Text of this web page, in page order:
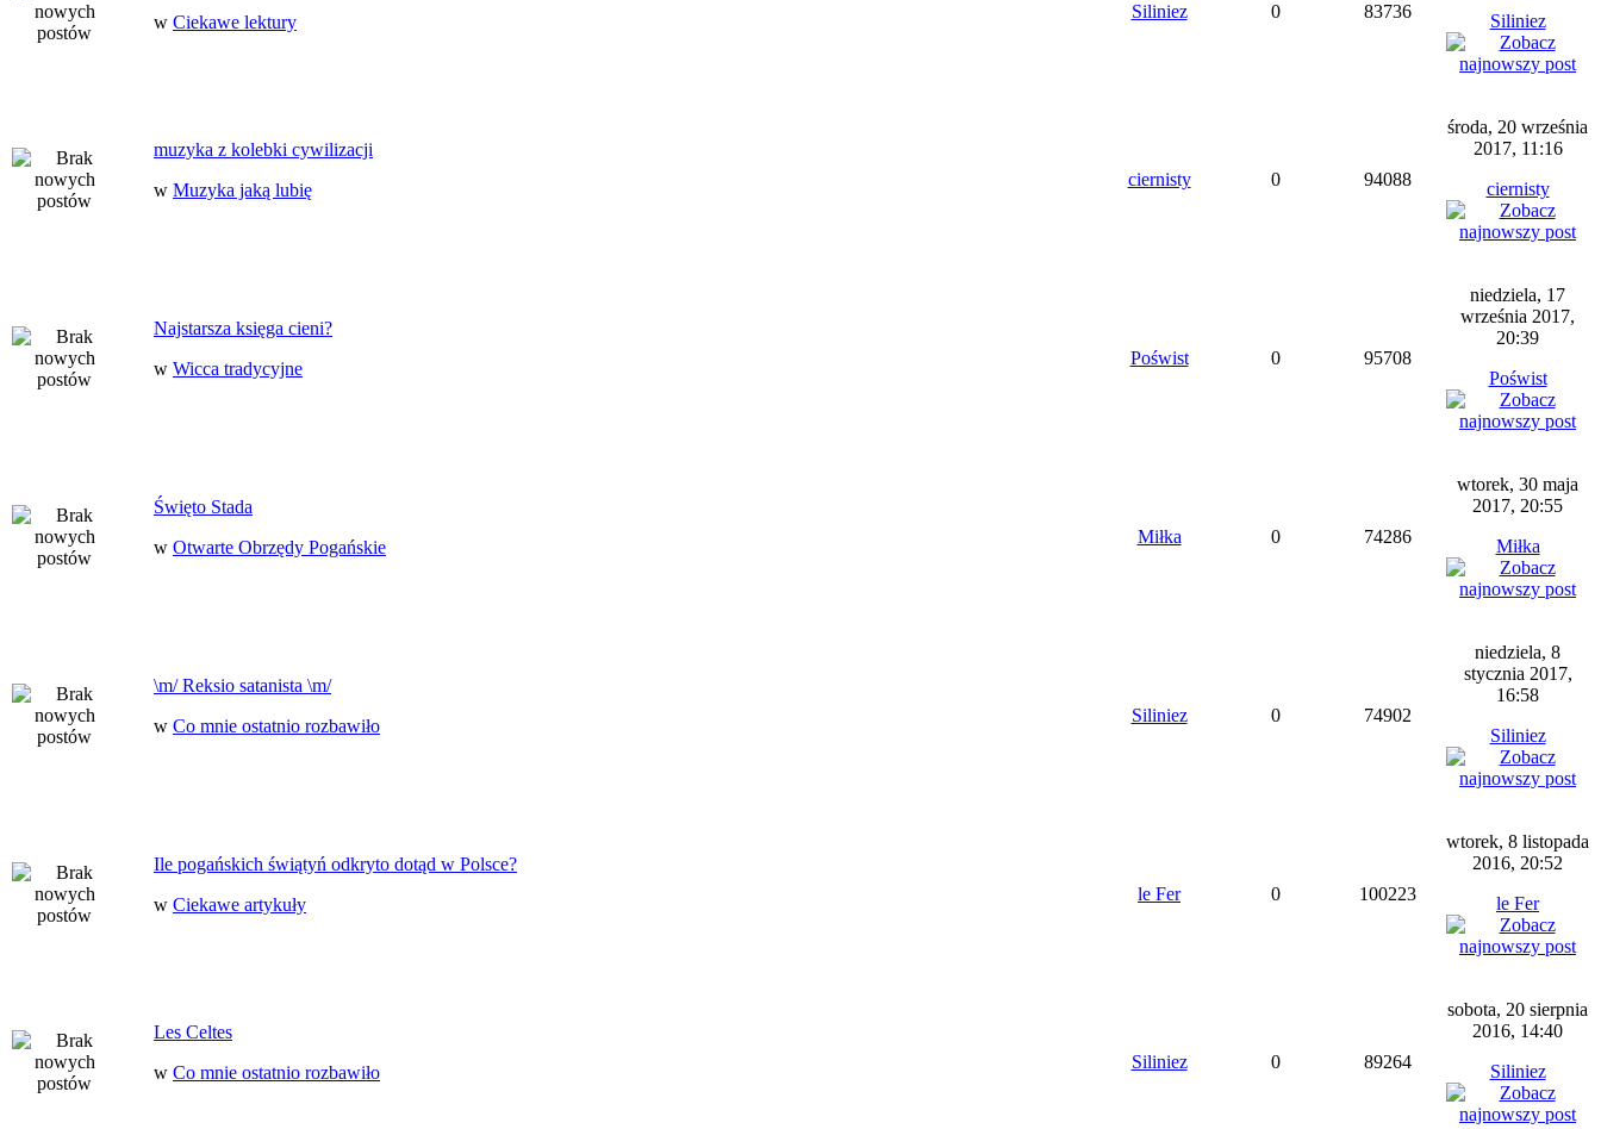
w Ciekawe lektury
Siliniez 0 83736
Siliniez
muzyka z kolebki cywilizacji
w Muzyka jaką lubię
ciernisty 0 94088
środa, 20 września
2017, 11:16
ciernisty
Najstarsza księga cieni?
w Wicca tradycyjne
Poświst 0 95708
niedziela, 17
września 2017,
20:39
Poświst
Święto Stada
w Otwarte Obrzędy Pogańskie
Miłka 0 74286
wtorek, 30 maja
2017, 20:55
Miłka
\m/ Reksio satanista \m/
w Co mnie ostatnio rozbawiło
Siliniez 0 74902
niedziela, 8
stycznia 2017,
16:58
Siliniez
Ile pogańskich świątyń odkryto dotąd w Polsce?
w Ciekawe artykuły
le Fer 0 100223
wtorek, 8 listopada
2016, 20:52
le Fer
Les Celtes
w Co mnie ostatnio rozbawiło
Siliniez 0 89264
sobota, 20 sierpnia
2016, 14:40
Siliniez